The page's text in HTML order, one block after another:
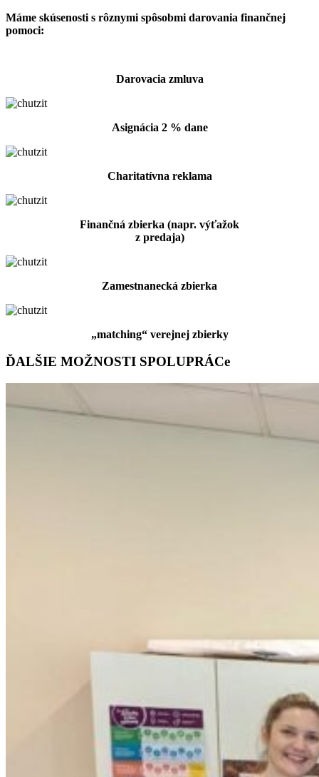
Máme skúsenosti s rôznymi spôsobmi darovania finančnej
pomoci:
Darovacia zmluva
Asignácia 2 % dane
Charitatívna reklama
Finančná zbierka (napr. výťažok
z predaja)
Zamestnanecká zbierka
„matching“ verejnej zbierky
ĎALŠIE MOŽNOSTI SPOLUPRÁCe